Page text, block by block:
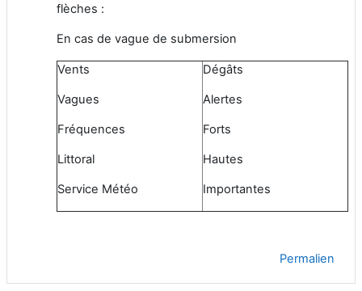
flèches :
En cas de vague de submersion
Vents
Vagues
Fréquences
Littoral
Service Météo
Dégâts
Alertes
Forts
Hautes
Importantes
Permalien